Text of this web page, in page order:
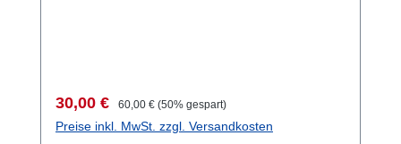
Verkaufspreis:
30,00 € Regulärer Preis:
60,00 € (50% gespart)
Preise inkl. MwSt. zzgl. Versandkosten